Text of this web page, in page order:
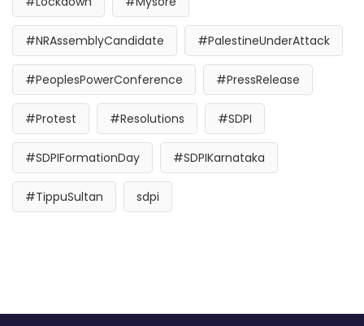
#NRAssemblyCandidate #PalestineUnderAttack
#PeoplesPowerConference #PressRelease
#Protest #Resolutions #SDPI
#SDPIFormationDay #SDPIKarnataka
#TippuSultan sdpi